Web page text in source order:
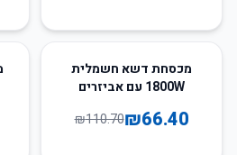
40
מכסחת דשא חשמלית
1800W עם אביזרים
₪66.40
₪110.70